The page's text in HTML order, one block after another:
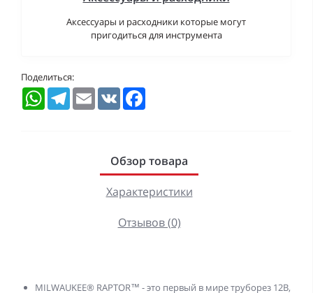
Аксессуары и расходники которые могут
пригодиться для инструмента
Поделиться:
WhatsAppTelegramEmail VK
Обзор товара
Характеристики
Отзывов (0)
MILWAUKEE® RAPTOR™ - это первый в мире труборез 12В,